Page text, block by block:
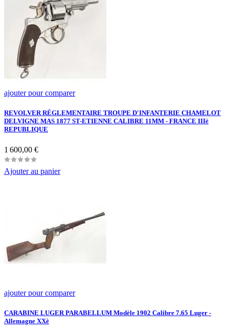
ajouter pour comparer
REVOLVER RÉGLEMENTAIRE TROUPE D'INFANTERIE CHAMELOT
DELVIGNE MAS 1877 ST-ETIENNE CALIBRE 11MM - FRANCE IIIè
REPUBLIQUE
Prix
1 600,00 €
Ajouter au panier
ajouter pour comparer
CARABINE LUGER PARABELLUM Modèle 1902 Calibre 7.65 Luger -
Allemagne XXè